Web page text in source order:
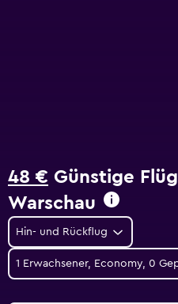
48 € Günstige
Warschau
Hin- und Rückflug
1 Erwachsener, Economy, 0